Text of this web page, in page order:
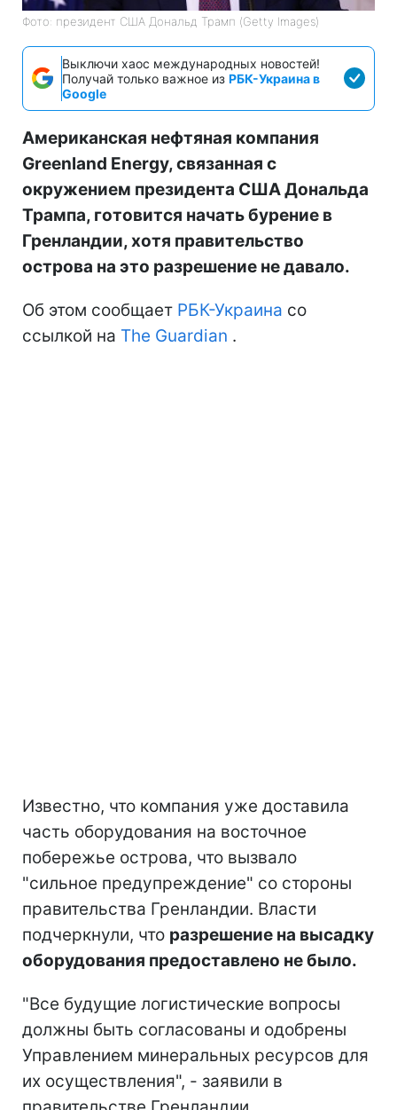
Фото: президент США Дональд Трамп (Getty Images)
Выключи хаос международных новостей!
Получай только важное из РБК-Украина в
Google
Американская нефтяная компания
Greenland Energy, связанная с
окружением президента США Дональда
Трампа, готовится начать бурение в
Гренландии, хотя правительство
острова на это разрешение не давало.
Об этом сообщает РБК-Украина со
ссылкой на The Guardian .
Известно, что компания уже доставила
часть оборудования на восточное
побережье острова, что вызвало
"сильное предупреждение" со стороны
правительства Гренландии. Власти
подчеркнули, что разрешение на высадку
оборудования предоставлено не было.
"Все будущие логистические вопросы
должны быть согласованы и одобрены
Управлением минеральных ресурсов для
их осуществления", - заявили в